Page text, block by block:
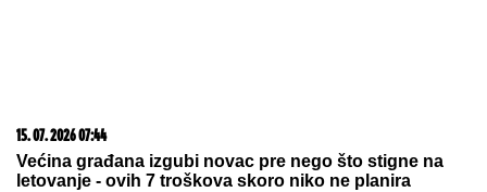
15. 07. 2026 07:44
Većina građana izgubi novac pre nego što stigne na
letovanje - ovih 7 troškova skoro niko ne planira